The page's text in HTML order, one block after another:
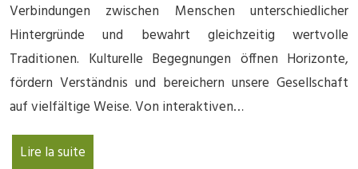
Verbindungen zwischen Menschen unterschiedlicher
Hintergründe und bewahrt gleichzeitig wertvolle
Traditionen. Kulturelle Begegnungen öffnen Horizonte,
fördern Verständnis und bereichern unsere Gesellschaft
auf vielfältige Weise. Von interaktiven…
Lire la suite